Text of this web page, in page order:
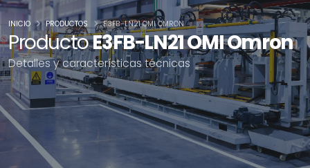
ProductoE3FB-LN21 OMI Omron
Detalles y características técnicas
INICIO PRODUCTOS E3FB-LN21 OMI OMRON